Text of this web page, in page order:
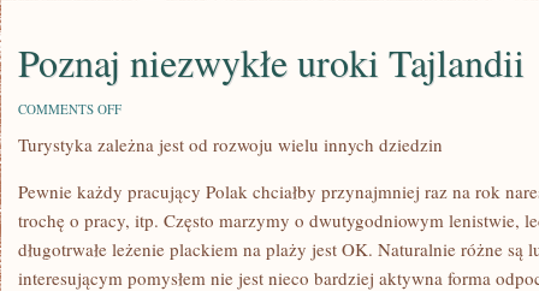
Poznaj niezwykłe uroki Tajlandii
COMMENTS OFFON
NIEZWYKŁE
UROKI
Turystyka zależna jest od rozwoju wielu innych dziedzin
Pewnie każdy pracujący Polak chciałby przynajmniej raz na rok
trochę o pracy, itp. Często marzymy o dwutygodniowym lenistwie,
długotrwałe leżenie plackiem na plaży jest OK. Naturalnie różne są
interesującym pomysłem nie jest nieco bardziej aktywna forma